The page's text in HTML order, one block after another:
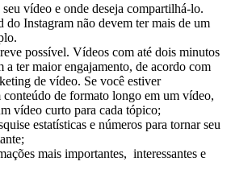
vídeo e onde deseja compartilhá-lo.
do Instagram não devem ter mais de um
possível. Vídeos com até dois minutos
a ter maior engajamento, de acordo com
de vídeo. Se você estiver
conteúdo de formato longo em um vídeo,
vídeo curto para cada tópico;
estatísticas e números para tornar seu
mais importantes, interessantes e